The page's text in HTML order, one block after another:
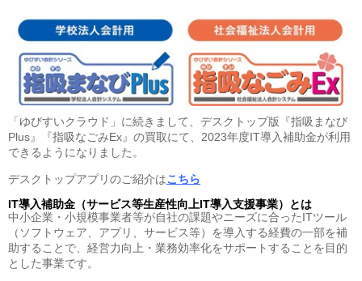
保育園経営者の方
介護専門チームからのお知らせ
「ゆびすいクラウド」に続きまして、デスクトップ版『指吸まなび
Plus』『指吸なごみEx』の買取にて、2023年度IT導入補助金が利用
できるようになりました。
デスクトップアプリのご紹介はこちら
IT導入補助金（サービス等生産性向上IT導入支援事業）とは
中小企業・小規模事業者等が自社の課題やニーズに合ったITツール
（ソフトウェア、アプリ、サービス等）を導入する経費の一部を補
助することで、経営力向上・業務効率化をサポートすることを目的
とした事業です。